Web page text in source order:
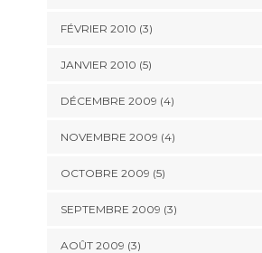
FÉVRIER 2010 (3)
JANVIER 2010 (5)
DÉCEMBRE 2009 (4)
NOVEMBRE 2009 (4)
OCTOBRE 2009 (5)
SEPTEMBRE 2009 (3)
AOÛT 2009 (3)